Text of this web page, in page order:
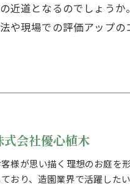
近道となるのでしょう
や現場での評価アップ
式会社優心植木
客様が思い描く理想のお庭を
ており、造園業界で活躍した